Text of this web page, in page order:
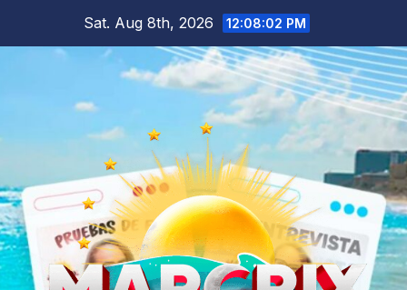
Sat. Aug 8th, 2026 12:08:03 PM